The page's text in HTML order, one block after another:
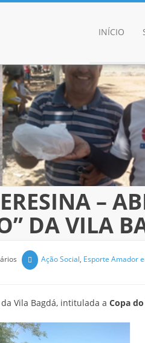
INÍCIO
–
DA VILA
Ação Social, Esporte Amador
Vila Bagdá, intitulada a Copa